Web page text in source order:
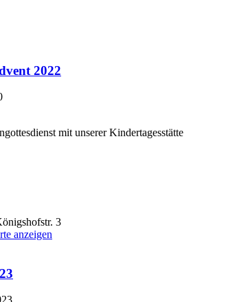
2022
mit unserer Kindertagesstätte
3
anzeigen